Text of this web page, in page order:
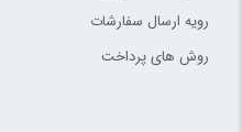
رویه ارسال سفارشات
روش های پرداخت